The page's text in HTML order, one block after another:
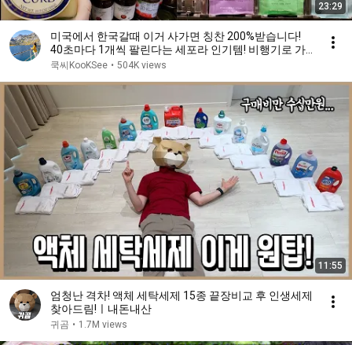
23:29
미국에서 한국갈때 이거 사가면 칭찬 200%받습니다!
40초마다 1개씩 팔린다는 세포라 인기템! 비행기로 가
져가기 좋은 것들! #미국선물 #코스트코 #트레이더조
쿡씨KooKSee • 504K views
11:55
엄청난 격차! 액체 세탁세제 15종 끝장비교 후 인생세제
찾아드림!ㅣ내돈내산
귀곰 • 1.7M views